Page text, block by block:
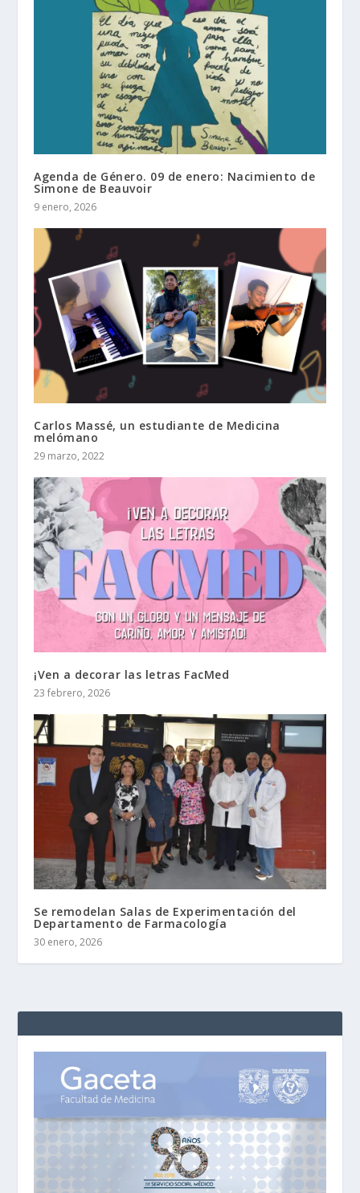
Agenda de Género. 09 de enero: Nacimiento de
Simone de Beauvoir
9 enero, 2026
Carlos Massé, un estudiante de Medicina
melómano
29 marzo, 2022
¡Ven a decorar las letras FacMed
23 febrero, 2026
Se remodelan Salas de Experimentación del
Departamento de Farmacología
30 enero, 2026